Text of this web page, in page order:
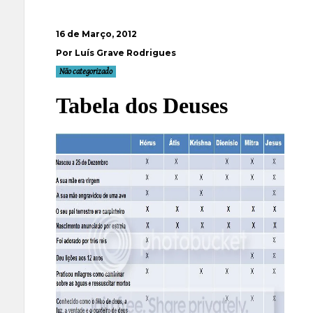
16 de Março, 2012
Por Luís Grave Rodrigues
Não categorizado
Tabela dos Deuses